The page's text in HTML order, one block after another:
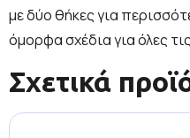
με δύο θήκες για
όμορφα σχέδια για όλες
Σχετικά